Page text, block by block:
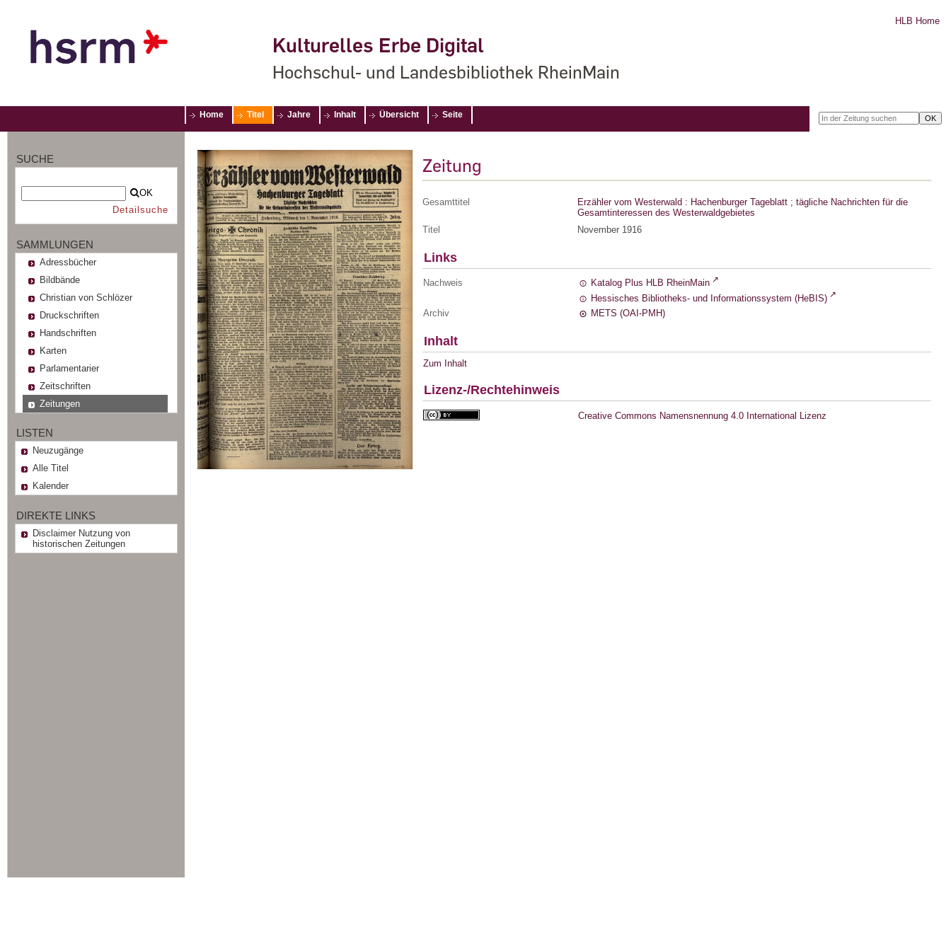
Kulturelles Erbe Digital
Hochschul- und Landesbibliothek RheinMain
HLB Home
Home Titel Jahre Inhalt Übersicht Seite
SUCHE
OK
Detailsuche
SAMMLUNGEN
Adressbücher
Bildbände
Christian von Schlözer
Druckschriften
Handschriften
Karten
Parlamentarier
Zeitschriften
Zeitungen
LISTEN
Neuzugänge
Alle Titel
Kalender
DIREKTE LINKS
Disclaimer Nutzung von
historischen Zeitungen
Zeitung
Gesamttitel
Erzähler vom Westerwald : Hachenburger Tageblatt ; tägliche Nachrichten für die
Gesamtinteressen des Westerwaldgebietes
Titel
November 1916
Links
Nachweis
Katalog Plus HLB RheinMain
Hessisches Bibliotheks- und Informationssystem (HeBIS)
Archiv
METS (OAI-PMH)
Inhalt
Zum Inhalt
Lizenz-/Rechtehinweis
Creative Commons Namensnennung 4.0 International Lizenz